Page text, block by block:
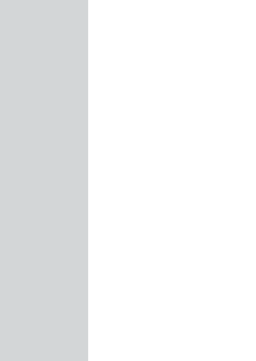
Vermiete